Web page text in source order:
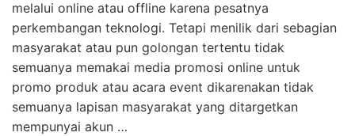
melalui online atau offline karena pesatnya
perkembangan teknologi. Tetapi menilik dari sebagian
masyarakat atau pun golongan tertentu tidak
semuanya memakai media promosi online untuk
promo produk atau acara event dikarenakan tidak
semuanya lapisan masyarakat yang ditargetkan
mempunyai akun …